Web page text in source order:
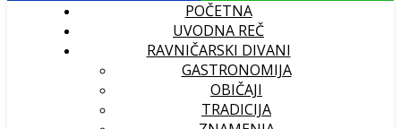
POČETNA
UVODNA REČ
RAVNIČARSKI DIVANI
GASTRONOMIJA
OBIČAJI
TRADICIJA